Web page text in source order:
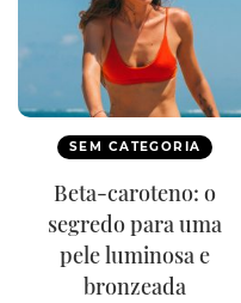
SEM CATEGORIA
Beta-caroteno: o
segredo para uma
pele luminosa e
bronzeada